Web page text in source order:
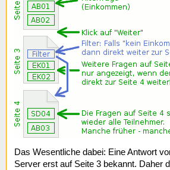
Das Wesentliche dabei: Eine Antwort
Server erst auf Seite 3 bekannt. Daher